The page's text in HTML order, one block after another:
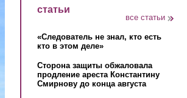
статьи
все статьи
«Следователь не знал, кто есть
кто в этом деле»
Сторона защиты обжаловала
продление ареста Константину
Смирнову до конца августа